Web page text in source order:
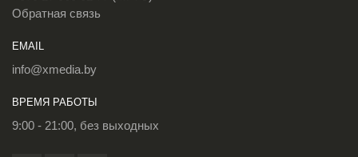
Обратная связь
EMAIL
info@xmedia.by
ВРЕМЯ РАБОТЫ
9:00 - 21:00, без выходных